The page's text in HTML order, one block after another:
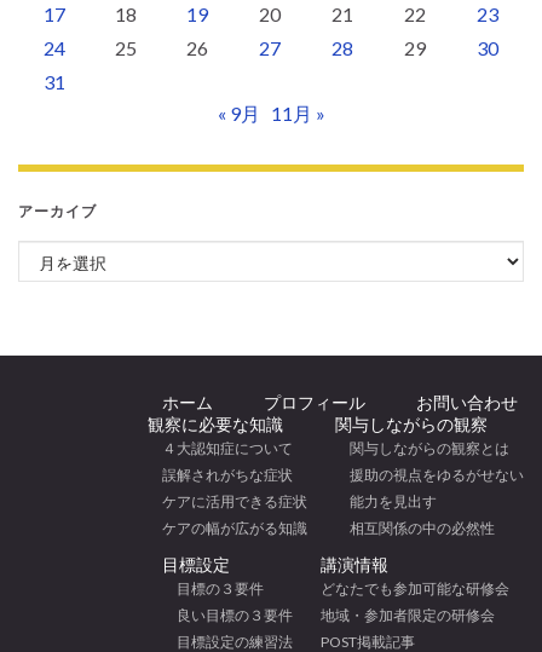
17
18 19 20 21 22
23
24
25 26 27 28 29
30
31
« 9月
11月 »
アーカイブ
アーカイブ
ホーム プロフィール
お問い合わせ
観察に必要な知識
４大認知症について
誤解されがちな症状
ケアに活用できる症状
ケアの幅が広がる知識
関与しながらの観察
関与しながらの観察とは
援助の視点をゆるがせない
能力を見出す
相互関係の中の必然性
目標設定
目標の３要件
良い目標の３要件
目標設定の練習法
講演情報
どなたでも参加可能な研修会
地域・参加者限定の研修会
POST掲載記事